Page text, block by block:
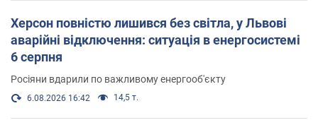
Херсон повністю лишився без світла, у Львові
аварійні відключення: ситуація в енергосистемі
6 серпня
Росіяни вдарили по важливому енергооб'єкту
6.08.2026 16:42 14,5 т.